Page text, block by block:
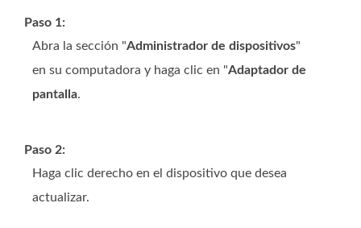
Paso 1:
Abra la sección "Administrador de dispositivos"
en su computadora y haga clic en "Adaptador de
pantalla.
Paso 2:
Haga clic derecho en el dispositivo que desea
actualizar.